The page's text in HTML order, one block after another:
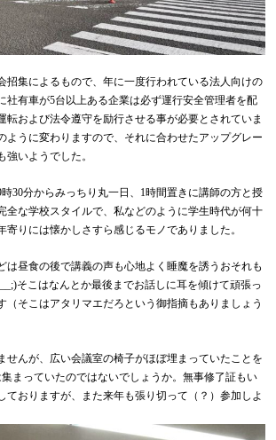
招集によるもので、年に一度行われている法人向けの
社有車が5台以上ある企業は必ず運行安全管理者を配
転および法令遵守を励行させる事が必要とされていま
ように変わりますので、それに合わせたアップグレー
強いようでした。
30分からみっちり丸一日、1時間置きに講師の方と授
全な学校スタイルで、私などのように学生時代が何十
寄りには懐かしさすら感じるモノでありました。
は昼食の後で講義の声も心地よく睡魔を誘うおそれも
そこはなんとか最後までお話しに耳を傾けて頑張っ
（そこはアタリマエだろという御指摘もありましょう
せんが、広い会議室の椅子がほぼ埋まっていたことを
まっていたのではないでしょうか。無事修了証もい
ておりますが、また来年も張り切って（？）参加しよ